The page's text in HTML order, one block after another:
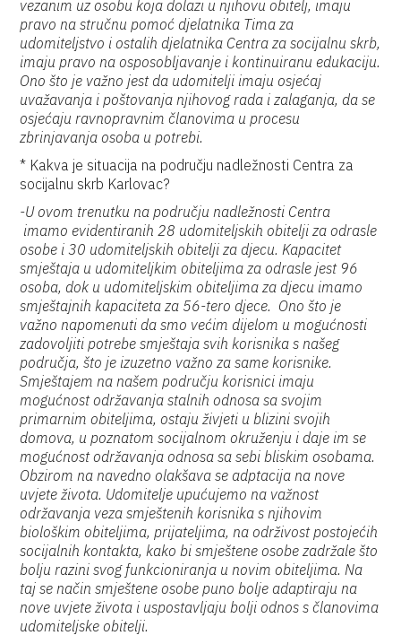
vezanim uz osobu koja dolazi u njihovu obitelj, imaju
pravo na stručnu pomoć djelatnika Tima za
udomiteljstvo i ostalih djelatnika Centra za socijalnu skrb,
imaju pravo na osposobljavanje i kontinuiranu edukaciju.
Ono što je važno jest da udomitelji imaju osjećaj
uvažavanja i poštovanja njihovog rada i zalaganja, da se
osjećaju ravnopravnim članovima u procesu
zbrinjavanja osoba u potrebi.
* Kakva je situacija na području nadležnosti Centra za
socijalnu skrb Karlovac?
-U ovom trenutku na području nadležnosti Centra
imamo evidentiranih 28 udomiteljskih obitelji za odrasle
osobe i 30 udomiteljskih obitelji za djecu. Kapacitet
smještaja u udomiteljkim obiteljima za odrasle jest 96
osoba, dok u udomiteljskim obiteljima za djecu imamo
smještajnih kapaciteta za 56-tero djece. Ono što je
važno napomenuti da smo većim dijelom u mogućnosti
zadovoljiti potrebe smještaja svih korisnika s našeg
područja, što je izuzetno važno za same korisnike.
Smještajem na našem području korisnici imaju
mogućnost održavanja stalnih odnosa sa svojim
primarnim obiteljima, ostaju živjeti u blizini svojih
domova, u poznatom socijalnom okruženju i daje im se
mogućnost održavanja odnosa sa sebi bliskim osobama.
Obzirom na navedno olakšava se adptacija na nove
uvjete života. Udomitelje upućujemo na važnost
održavanja veza smještenih korisnika s njihovim
biološkim obiteljima, prijateljima, na održivost postojećih
socijalnih kontakta, kako bi smještene osobe zadržale što
bolju razini svog funkcioniranja u novim obiteljima. Na
taj se način smještene osobe puno bolje adaptiraju na
nove uvjete života i uspostavljaju bolji odnos s članovima
udomiteljske obitelji.